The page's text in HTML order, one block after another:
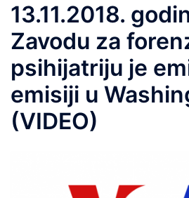
13.11.2018.
Zavodu za
psihijatriju je
emisiji u
(VIDEO)